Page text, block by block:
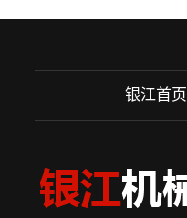
银江首页